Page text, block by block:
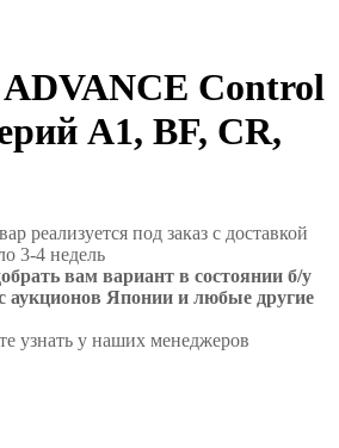
Control
A1, BF, CR,
реализуется под заказ с доставкой
3-4 недель
вам вариант в состоянии б/у
аукционов Японии и любые другие
узнать у наших менеджеров